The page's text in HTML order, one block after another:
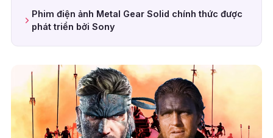
Phim điện ảnh Metal Gear Solid chính thức được
phát triển bởi Sony